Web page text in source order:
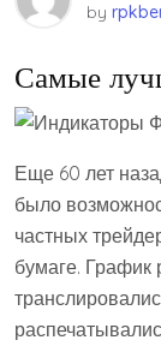
by
Самые
Еще 60 лет
было
частных
бумаге. График